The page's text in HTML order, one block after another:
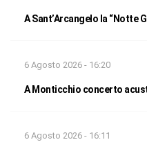
A Sant’Arcangelo la “Notte
6 Agosto 2026 - 16:20
A Monticchio concerto
6 Agosto 2026 - 16:11